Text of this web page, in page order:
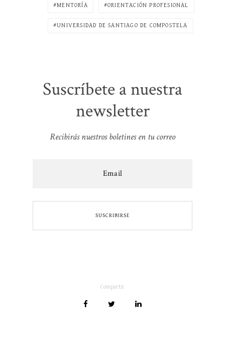
MENTORÍA ORIENTACIÓN PROFESIONAL
UNIVERSIDAD DE SANTIAGO DE COMPOSTELA
Suscríbete a nuestra
newsletter
Recibirás nuestros boletines en tu correo
Compartir